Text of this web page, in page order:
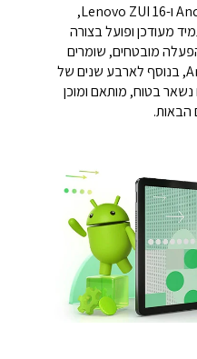
תיהנו משקט נפשי עם Android 14 ו-Lenovo ZUI 16,
מעודכן ופועל בצורה
מובטחים, שומרים
אתכם מעודכנים עד Android 16, בנוסף לארבע שנים של
בטוח, מותאם ומוכן
הבאות.